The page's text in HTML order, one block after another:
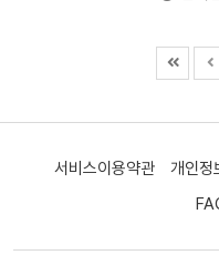
서비스이용약관 개인정